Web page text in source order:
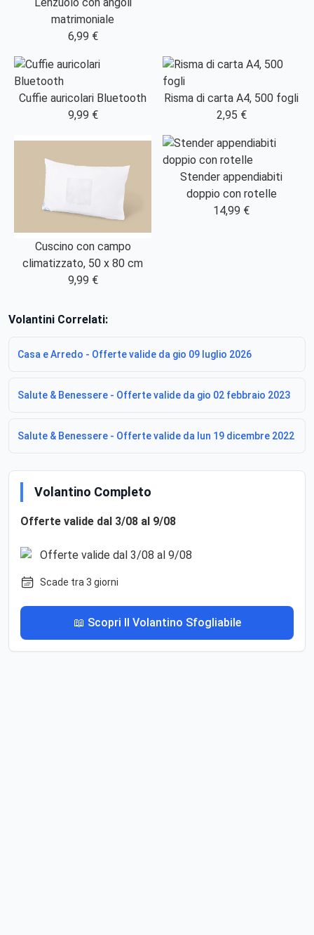
matrimoniale
6,99 €
Cuffie auricolari Bluetooth
9,99 €
Risma di carta A4, 500 fogli
2,95 €
Cuscino con campo
climatizzato, 50 x 80 cm
9,99 €
Stender appendiabiti
doppio con rotelle
14,99 €
Volantini Correlati:
Casa e Arredo - Offerte valide da gio 09 luglio 2026
Salute & Benessere - Offerte valide da gio 02 febbraio 2023
Salute & Benessere - Offerte valide da lun 19 dicembre 2022
Volantino Completo
Offerte valide dal 3/08 al 9/08
Scade tra 3 giorni
📖 Scopri Il Volantino Sfogliabile